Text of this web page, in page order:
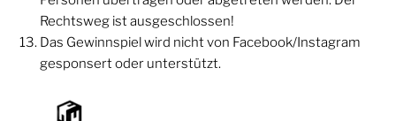
Rechtsweg ist ausgeschlossen!
Das Gewinnspiel wird nicht von Facebook/Instagram
gesponsert oder unterstützt.